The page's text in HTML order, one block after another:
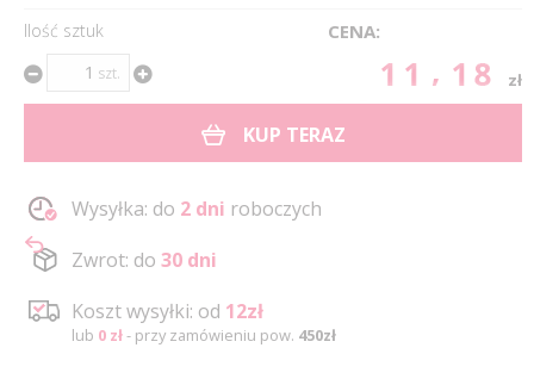
Ilość sztuk
szt.
CENA:
11.18 zł
KUP TERAZ
Wysyłka: do 2 dni roboczych
Zwrot: do 30 dni
Koszt wysyłki: od 12zł
lub 0 zł- przy zamówieniu pow. 450zł